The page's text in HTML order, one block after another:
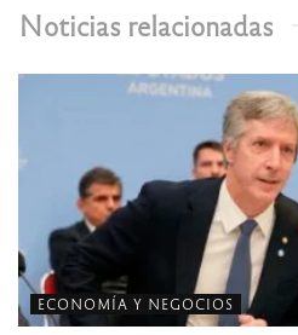
Noticias relacionadas
ECONOMÍA Y NEGOCIOS